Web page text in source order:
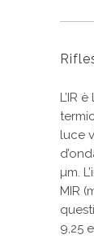
L’IR
luce
µm.
MIR
9,25